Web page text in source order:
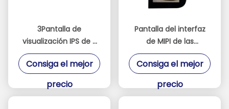
3Pantalla de
visualización IPS de 5
pulgadas con
resolución de alta
definición de 320 *
480 interfaz
Consiga el mejor
precio
Pantalla del interfaz
de MIPI de las
exhibiciones 480 * 800
de 3,97 pulgadas IPS
TFT LCD
Consiga el mejor
precio